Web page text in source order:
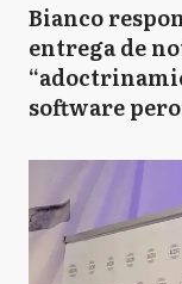
Bianco
entrega de
software